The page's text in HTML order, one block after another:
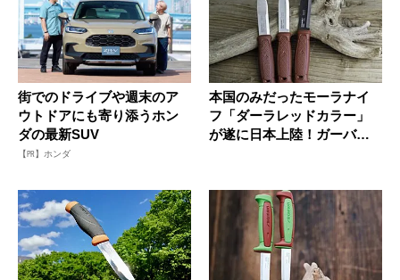
街でのドライブや週末のア
ウトドアにも寄り添うホン
ダの最新SUV
【PR】ホンダ
本国のみだったモーラナイ
フ「ダーラレッドカラー」
が遂に日本上陸！ガーバー